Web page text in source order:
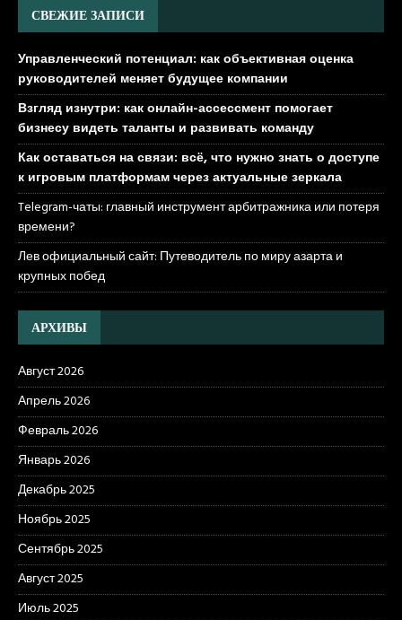
СВЕЖИЕ ЗАПИСИ
Управленческий потенциал: как объективная оценка
руководителей меняет будущее компании
Взгляд изнутри: как онлайн-ассессмент помогает
бизнесу видеть таланты и развивать команду
Как оставаться на связи: всё, что нужно знать о доступе
к игровым платформам через актуальные зеркала
Telegram-чаты: главный инструмент арбитражника или потеря
времени?
Лев официальный сайт: Путеводитель по миру азарта и
крупных побед
АРХИВЫ
Август 2026
Апрель 2026
Февраль 2026
Январь 2026
Декабрь 2025
Ноябрь 2025
Сентябрь 2025
Август 2025
Июль 2025